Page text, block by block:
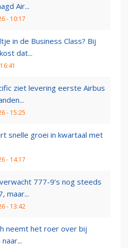
Air...
- 10:17
in de Business Class? Bij
dat...
ziet levering eerste Airbus
- 15:25
snelle groei in kwartaal met
- 14:17
777-9’s nog steeds
maar...
- 13:42
neemt het roer over bij